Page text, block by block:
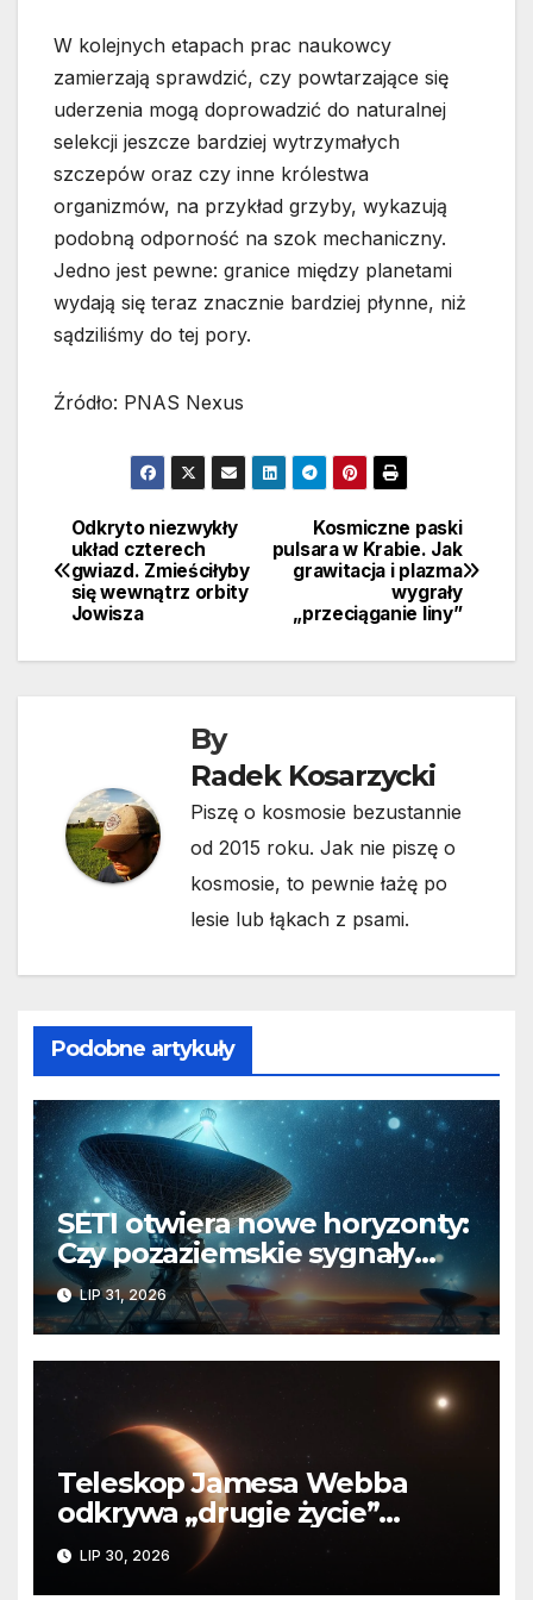
W kolejnych etapach prac naukowcy
zamierzają sprawdzić, czy powtarzające się
uderzenia mogą doprowadzić do naturalnej
selekcji jeszcze bardziej wytrzymałych
szczepów oraz czy inne królestwa
organizmów, na przykład grzyby, wykazują
podobną odporność na szok mechaniczny.
Jedno jest pewne: granice między planetami
wydają się teraz znacznie bardziej płynne, niż
sądziliśmy do tej pory.
Źródło: PNAS Nexus
Nawigacja
wpisu
Kosmiczne paski
pulsara w Krabie. Jak
grawitacja i plazma
wygrały
„przeciąganie liny”
Odkryto niezwykły
układ czterech
gwiazd. Zmieściłyby
się wewnątrz orbity
Jowisza
By
Radek Kosarzycki
Piszę o kosmosie bezustannie
od 2015 roku. Jak nie piszę o
kosmosie, to pewnie łażę po
lesie lub łąkach z psami.
Podobne artykuły
SETI otwiera nowe horyzonty:
Czy pozaziemskie sygnały
czekają w nieoczekiwanych
miejscach?
LIP 31, 2026
Teleskop Jamesa Webba
odkrywa „drugie życie”
planety krążącej wokół
martwej gwiazdy
LIP 30, 2026